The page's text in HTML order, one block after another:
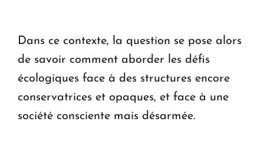
Dans ce contexte, la question se pose alors
de savoir comment aborder les défis
écologiques face à des structures encore
conservatrices et opaques, et face à une
société consciente mais désarmée.